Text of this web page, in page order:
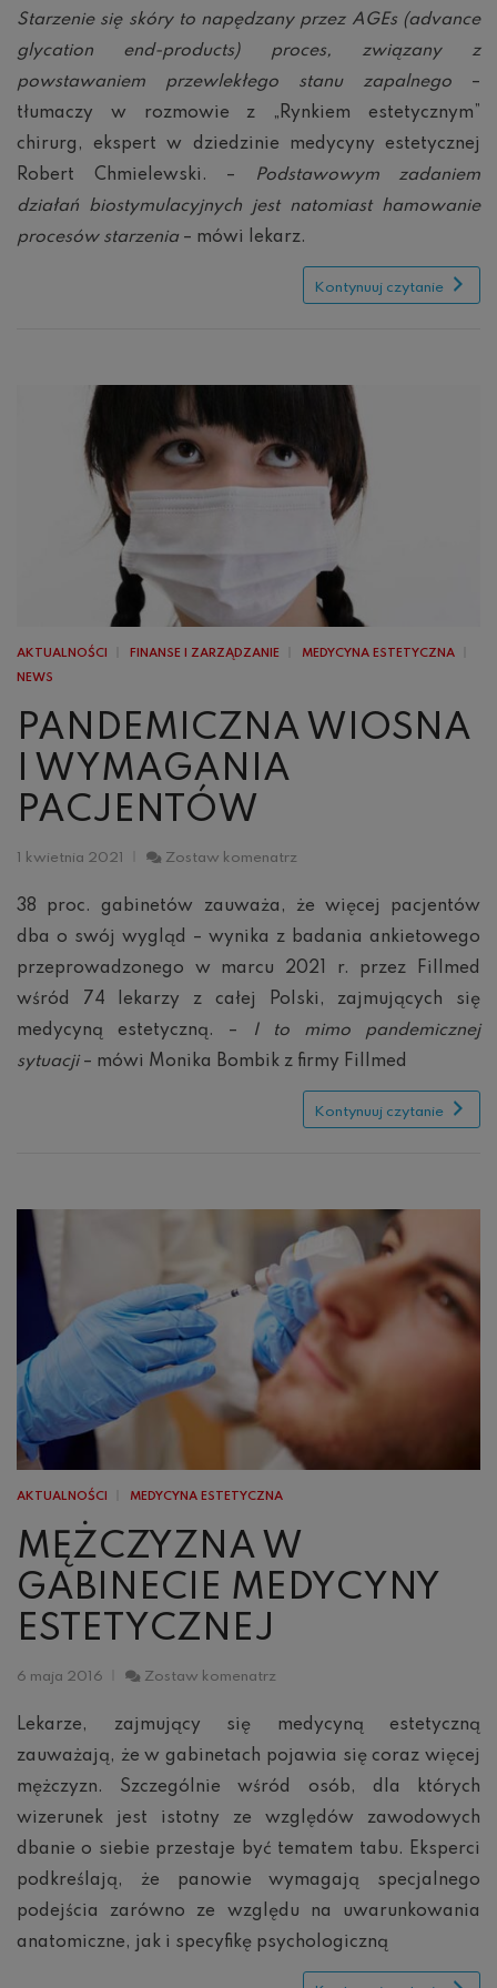
w
skórze
Starzenie się skóry to napędzany przez AGEs (advance
glycation end-products) proces, związany z
powstawaniem przewlekłego stanu zapalnego –
tłumaczy w rozmowie z „Rynkiem estetycznym”
chirurg, ekspert w dziedzinie medycyny estetycznej
Robert Chmielewski. –
Podstawowym zadaniem
działań biostymulacyjnych jest natomiast hamowanie
procesów starzenia– mówi lekarz.
Kontynuuj czytanie
AKTUALNOŚCI FINANSE I ZARZĄDZANIE
MEDYCYNA ESTETYCZNA
NEWS
PANDEMICZNA WIOSNA
I WYMAGANIA
PACJENTÓW
1 kwietnia 2021 Zostaw komenatrz
wymagania
pacjentów
38 proc. gabinetów zauważa, że więcej pacjentów
dba o swój wygląd – wynika z badania ankietowego
przeprowadzonego w marcu 2021 r. przez Fillmed
wśród 74 lekarzy z całej Polski, zajmujących się
medycyną estetyczną. –
I to mimo pandemicznej
sytuacji– mówi Monika Bombik z firmy Fillmed
Kontynuuj czytanie
AKTUALNOŚCI MEDYCYNA ESTETYCZNA
MĘŻCZYZNA W
GABINECIE MEDYCYNY
ESTETYCZNEJ
6 maja 2016 Zostaw komenatrz
gabinecie
medycyny
estetycznej
Lekarze, zajmujący się medycyną estetyczną
zauważają, że w gabinetach pojawia się coraz więcej
mężczyzn. Szczególnie wśród osób, dla których
wizerunek jest istotny ze względów zawodowych
dbanie o siebie przestaje być tematem tabu. Eksperci
podkreślają, że panowie wymagają specjalnego
podejścia zarówno ze względu na uwarunkowania
anatomiczne, jak i specyfikę psychologiczną